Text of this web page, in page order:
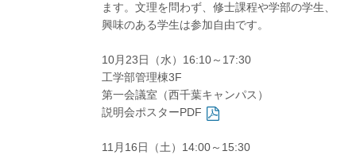
ます。文理を問わず、修士課程や学部の学生、
興味のある学生は参加自由です。
10月23日（水）16:10～17:30
工学部管理棟3F
第一会議室（西千葉キャンパス）
説明会ポスターPDF
11月16日（土）14:00～15:30